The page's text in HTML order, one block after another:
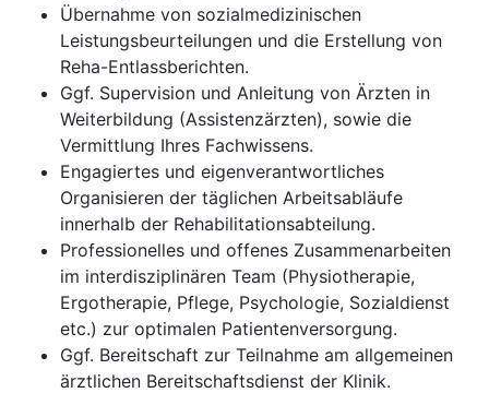
Übernahme von sozialmedizinischen
Leistungsbeurteilungen und die Erstellung von
Reha-Entlassberichten.
Ggf. Supervision und Anleitung von Ärzten in
Weiterbildung (Assistenzärzten), sowie die
Vermittlung Ihres Fachwissens.
Engagiertes und eigenverantwortliches
Organisieren der täglichen Arbeitsabläufe
innerhalb der Rehabilitationsabteilung.
Professionelles und offenes Zusammenarbeiten
im interdisziplinären Team (Physiotherapie,
Ergotherapie, Pflege, Psychologie, Sozialdienst
etc.) zur optimalen Patientenversorgung.
Ggf. Bereitschaft zur Teilnahme am allgemeinen
ärztlichen Bereitschaftsdienst der Klinik.